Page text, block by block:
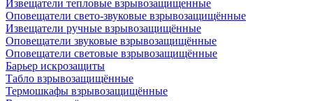
Извещатели тепловые взрывозащищенные
Оповещатели свето-звуковые взрывозащищённые
Извещатели ручные взрывозащищённые
Оповещатели звуковые взрывозащищённые
Оповещатели световые взрывозащищённые
Барьер искрозащиты
Табло взрывозащищённые
Термошкафы взрывозащищённые